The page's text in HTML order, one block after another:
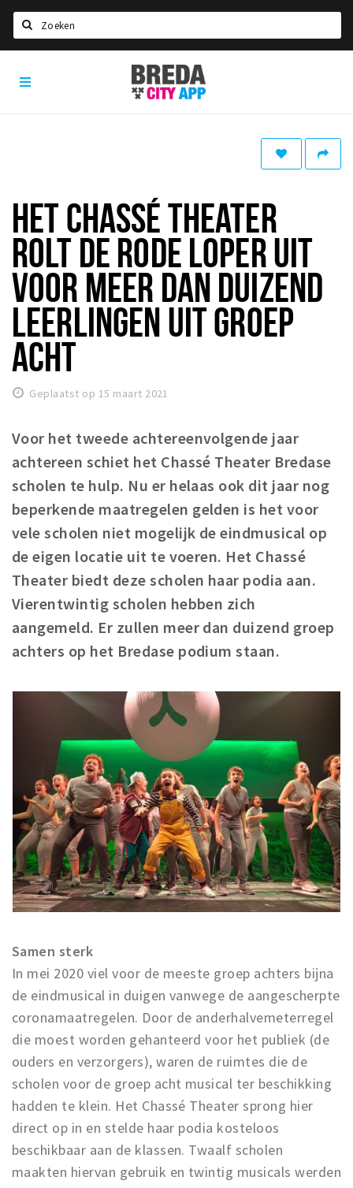
Home
Eten
Drinken
Slapen
Recreatief
Winkels
Winkelgebieden
Parkeren
Bezienswaardigheden
Musea, theaters & podia
Uitjes & activiteiten
Toeristische routes
Natuurgebieden
Baroniepoorten
Privacy
Breda
City
App
HET CHASSÉ THEATER
ROLT DE RODE LOPER UIT
VOOR MEER DAN DUIZEND
LEERLINGEN UIT GROEP
ACHT
Geplaatst op 15 maart 2021
Voor het tweede achtereenvolgende jaar
achtereen schiet het Chassé Theater Bredase
scholen te hulp. Nu er helaas ook dit jaar nog
beperkende maatregelen gelden is het voor
vele scholen niet mogelijk de eindmusical op
de eigen locatie uit te voeren. Het Chassé
Theater biedt deze scholen haar podia aan.
Vierentwintig scholen hebben zich
aangemeld. Er zullen meer dan duizend groep
achters op het Bredase podium staan.
Samen sterk
In mei 2020 viel voor de meeste groep achters bijna
de eindmusical in duigen vanwege de aangescherpte
coronamaatregelen. Door de anderhalvemeterregel
die moest worden gehanteerd voor het publiek (de
ouders en verzorgers), waren de ruimtes die de
scholen voor de groep acht musical ter beschikking
hadden te klein. Het Chassé Theater sprong hier
direct op in en stelde haar podia kosteloos
beschikbaar aan de klassen. Twaalf scholen
maakten hiervan gebruik en twintig musicals werden